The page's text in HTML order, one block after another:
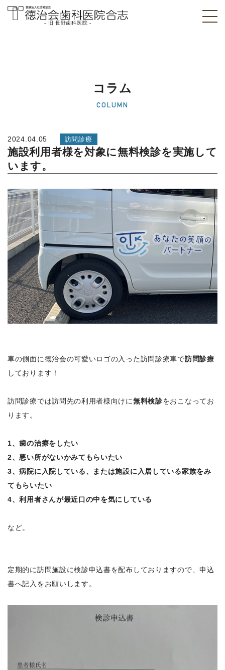
医院]｜熊本県合志
- 旧 長野歯科医院 -
コラム
COLUMN
2024.04.05 訪問診療
施設利用者様を対象に無料検診を実施して
います。
車の側面に徳治会の可愛いロゴの入った訪問診療車で訪問診療
しております！
訪問診療では訪問先の利用者様向けに無料検診をおこなってお
ります。
1、歯の治療をしたい
2、悪い所がないかみてもらいたい
3、病院に入院している、または施設に入居している家族をみ
てもらいたい
4、利用者さんが最近口の中を気にしている
など。
定期的に訪問施設に検診申込書を配布しておりますので、申込
書へ記入をお願いします。